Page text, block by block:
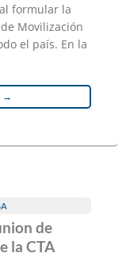
formular la
Movilización
el país. En la
→
de
la CTA